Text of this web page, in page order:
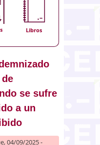
Libros
se sufre
a un
04/09/2025 -